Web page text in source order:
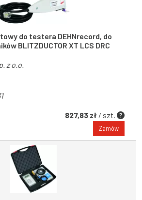
do testera DEHNrecord, do
BLITZDUCTOR XT LCS DRC
z o.o.
827,83 zł / szt.
Zamów